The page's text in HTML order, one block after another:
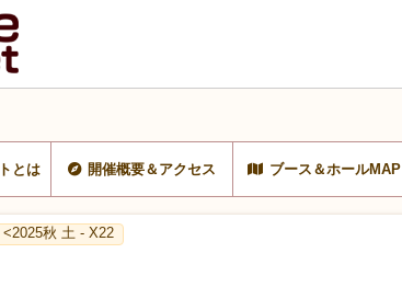
とは 開催概要＆アクセス ブース＆ホールMAP
<2025秋 土 - X22